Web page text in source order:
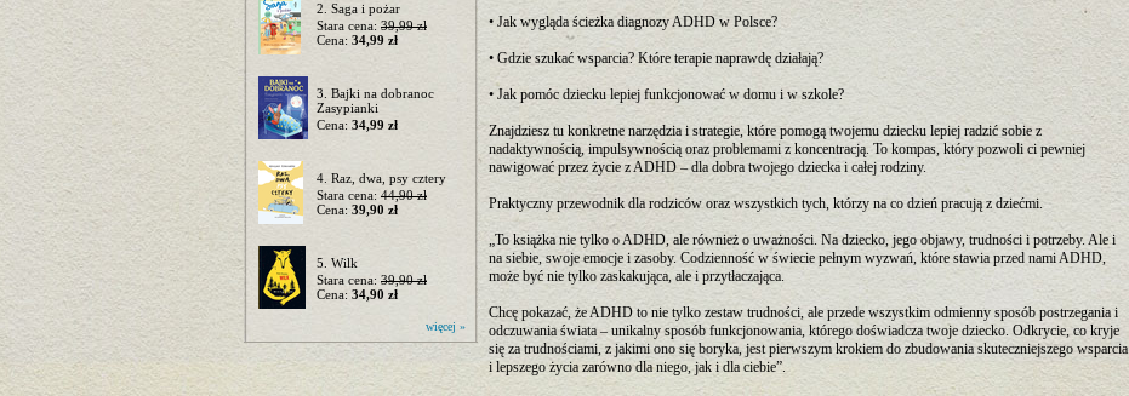
2. Saga i pożar
Stara cena: 39,99 zł
Cena: 34,99 zł
3. Bajki na dobranoc
Zasypianki
Cena: 34,99 zł
4. Raz, dwa, psy cztery
Stara cena: 44,90 zł
Cena: 39,90 zł
5. Wilk
Stara cena: 39,90 zł
Cena: 34,90 zł
więcej »
• Jak wygląda ścieżka diagnozy ADHD w Polsce?
• Gdzie szukać wsparcia? Które terapie naprawdę działają?
• Jak pomóc dziecku lepiej funkcjonować w domu i w szkole?
Znajdziesz tu konkretne narzędzia i strategie, które pomogą twojemu dziecku lepiej radzić sobie z
nadaktywnością, impulsywnością oraz problemami z koncentracją. To kompas, który pozwoli ci pewniej
nawigować przez życie z ADHD – dla dobra twojego dziecka i całej rodziny.
Praktyczny przewodnik dla rodziców oraz wszystkich tych, którzy na co dzień pracują z dziećmi.
„To książka nie tylko o ADHD, ale również o uważności. Na dziecko, jego objawy, trudności i potrzeby. Ale i
na siebie, swoje emocje i zasoby. Codzienność w świecie pełnym wyzwań, które stawia przed nami ADHD,
może być nie tylko zaskakująca, ale i przytłaczająca.
Chcę pokazać, że ADHD to nie tylko zestaw trudności, ale przede wszystkim odmienny sposób postrzegania i
odczuwania świata – unikalny sposób funkcjonowania, którego doświadcza twoje dziecko. Odkrycie, co kryje
się za trudnościami, z jakimi ono się boryka, jest pierwszym krokiem do zbudowania skuteczniejszego wsparcia
i lepszego życia zarówno dla niego, jak i dla ciebie”.